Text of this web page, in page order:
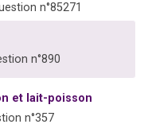
n°85271
n°890
et lait-poisson
n°357